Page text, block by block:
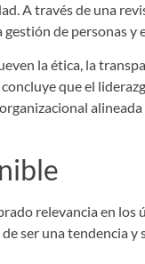
A través de una
de personas
la ética, la
que el
relevancia en
ser una tendencia